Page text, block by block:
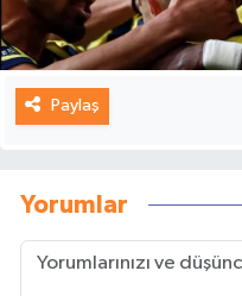
Paylaş
Yorumlar